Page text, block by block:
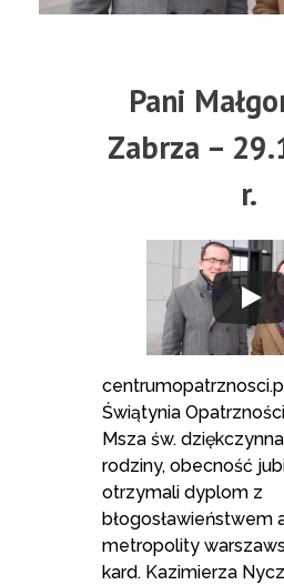
Pani
Zabrza –
r.
Świątynia
Msza św.
rodziny, obecność
otrzymali dyplom z
błogosławieństwem
metropolity
kard. Kazimierza